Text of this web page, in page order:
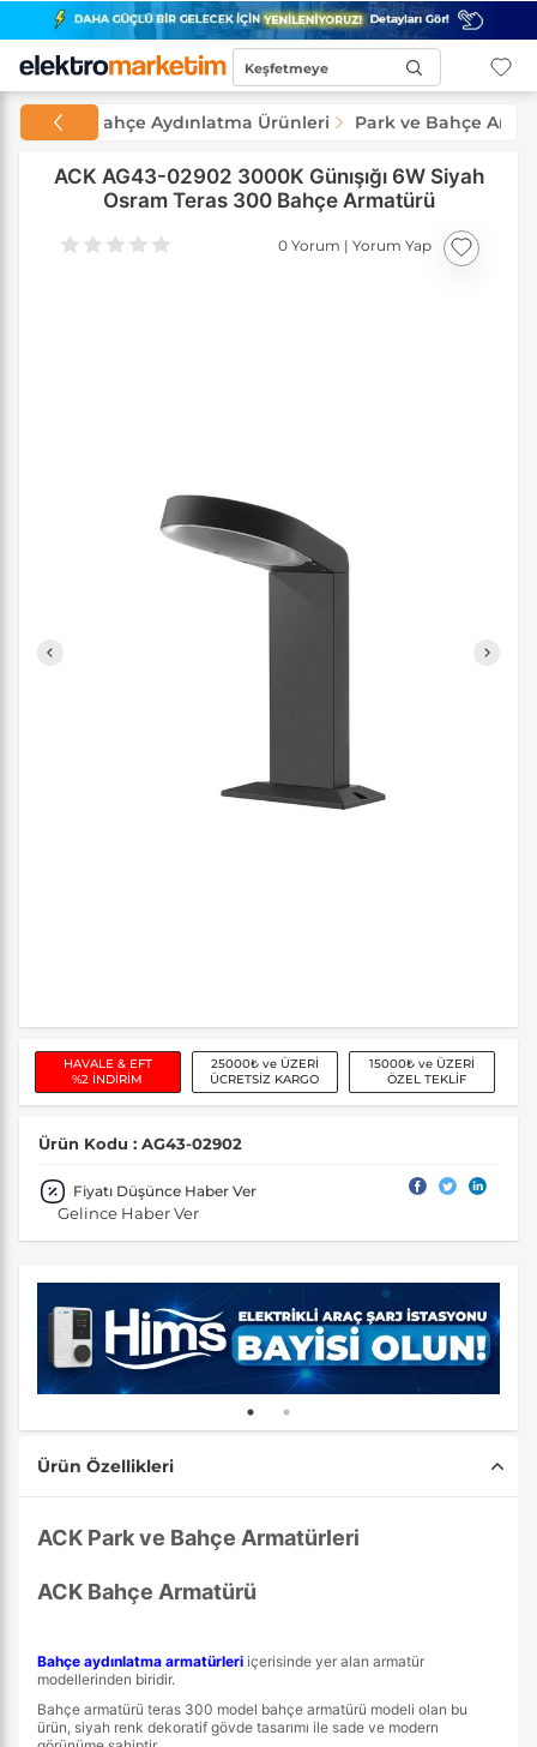
Keşfetmeye
Başla...
Bahçe Aydınlatma Ürünleri Park ve Bahçe
ACK AG43-02902 3000K Günışığı 6W Siyah
Osram Teras 300 Bahçe Armatürü
0 Yorum | Yorum Yap
HAVALE & EFT
%2 İNDİRİM
25000₺ ve ÜZERİ
ÜCRETSİZ KARGO
15000₺ ve ÜZERİ
ÖZEL TEKLİF
Ürün Kodu : AG43-02902
Fiyatı Düşünce Haber Ver
Gelince Haber Ver
Ürün Özellikleri
ACK Park ve Bahçe Armatürleri
ACK Bahçe Armatürü
Bahçe aydınlatma armatürleri içerisinde yer alan armatür
modellerinden biridir.
Bahçe armatürü teras 300 model bahçe armatürü modeli olan bu
ürün, siyah renk dekoratif gövde tasarımı ile sade ve modern